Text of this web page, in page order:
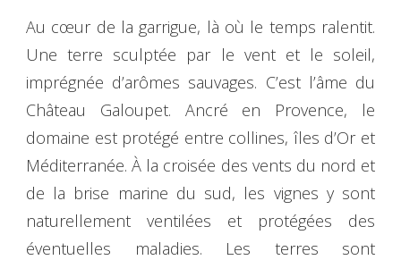
Au cœur de la garrigue, là où le temps ralentit.
Une terre sculptée par le vent et le soleil,
imprégnée d’arômes sauvages. C’est l’âme du
Château Galoupet. Ancré en Provence, le
domaine est protégé entre collines, îles d’Or et
Méditerranée. À la croisée des vents du nord et
de la brise marine du sud, les vignes y sont
naturellement ventilées et protégées des
éventuelles maladies. Les terres sont